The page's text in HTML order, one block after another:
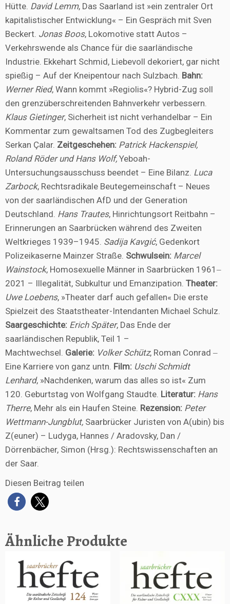
Hütte. David Lemm, Das Saarland ist »ein zentraler Ort
kapitalistischer Entwicklung« – Ein Gespräch mit Sven
Beckert. Jonas Boos, Lokomotive statt Autos –
Verkehrswende als Chance für die saarländische
Industrie. Ekkehart Schmid, Liebevoll dekoriert, gar nicht
spießig – Auf der Kneipentour nach Sulzbach. Bahn:
Werner Ried, Wann kommt »Regiolis«? Hybrid-Zug soll
den grenzüberschreitenden Bahnverkehr verbessern.
Klaus Gietinger, Sicherheit ist nicht verhandelbar – Ein
Kommentar zum gewaltsamen Tod des Zugbegleiters
Serkan Çalar. Zeitgeschehen: Patrick Hackenspiel,
Roland Röder und Hans Wolf, Yeboah-
Untersuchungsausschuss beendet – Eine Bilanz. Luca
Zarbock, Rechtsradikale Beutegemeinschaft – Neues
von der saarländischen AfD und der Generation
Deutschland. Hans Trautes, Hinrichtungsort Reitbahn –
Erinnerungen an Saarbrücken während des Zweiten
Weltkrieges 1939–1945. Sadija Kavgić, Gedenkort
Polizeikaserne Mainzer Straße. Schwulsein: Marcel
Wainstock, Homosexuelle Männer in Saarbrücken 1961‒
2021 – Illegalität, Subkultur und Emanzipation. Theater:
Uwe Loebens, »Theater darf auch gefallen« Die erste
Spielzeit des Staatstheater-Intendanten Michael Schulz.
Saargeschichte: Erich Später, Das Ende der
saarländischen Republik, Teil 1 –
Machtwechsel. Galerie: Volker Schütz, Roman Conrad ‒
Eine Karriere von ganz untn. Film: Uschi Schmidt
Lenhard, »Nachdenken, warum das alles so ist« Zum
120. Geburtstag von Wolfgang Staudte. Literatur: Hans
Therre, Mehr als ein Haufen Steine. Rezension: Peter
Wettmann-Jungblut, Saarbrücker Juristen von A(ubin) bis
Z(euner) – Ludyga, Hannes / Aradovsky, Dan /
Dörrenbächer, Simon (Hrsg.): Rechtswissenschaften an
der Saar.
Diesen Beitrag teilen
Ähnliche Produkte